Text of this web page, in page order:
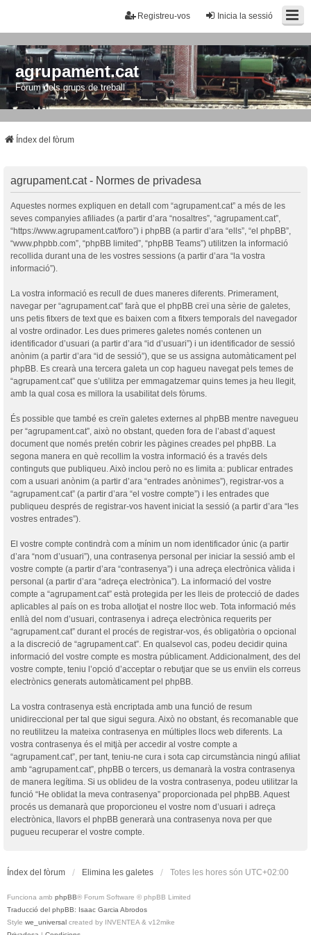
Inicia la sessió
Registreu-vos
agrupament.cat
Fòrum dels grups de treball
Índex del fòrum
agrupament.cat - Normes de privadesa
Aquestes normes expliquen en detall com “agrupament.cat” a més de les
seves companyies afiliades (a partir d’ara “nosaltres”, “agrupament.cat”,
“https://www.agrupament.cat/foro”) i phpBB (a partir d’ara “ells”, “el phpBB”,
“www.phpbb.com”, “phpBB limited”, “phpBB Teams”) utilitzen la informació
recollida durant una de les vostres sessions (a partir d’ara “la vostra
informació”).
La vostra informació es recull de dues maneres diferents. Primerament,
navegar per “agrupament.cat” farà que el phpBB creï una sèrie de galetes,
uns petis fitxers de text que es baixen com a fitxers temporals del navegador
al vostre ordinador. Les dues primeres galetes només contenen un
identificador d’usuari (a partir d’ara “id d’usuari”) i un identificador de sessió
anònim (a partir d’ara “id de sessió”), que se us assigna automàticament pel
phpBB. Es crearà una tercera galeta un cop hagueu navegat pels temes de
“agrupament.cat” que s’utilitza per emmagatzemar quins temes ja heu llegit,
amb la qual cosa es millora la usabilitat dels fòrums.
És possible que també es creïn galetes externes al phpBB mentre navegueu
per “agrupament.cat”, això no obstant, queden fora de l’abast d’aquest
document que només pretén cobrir les pàgines creades pel phpBB. La
segona manera en què recollim la vostra informació és a través dels
continguts que publiqueu. Això inclou però no es limita a: publicar entrades
com a usuari anònim (a partir d’ara “entrades anònimes”), registrar-vos a
“agrupament.cat” (a partir d’ara “el vostre compte”) i les entrades que
publiqueu després de registrar-vos havent iniciat la sessió (a partir d’ara “les
vostres entrades”).
El vostre compte contindrà com a mínim un nom identificador únic (a partir
d’ara “nom d’usuari”), una contrasenya personal per iniciar la sessió amb el
vostre compte (a partir d’ara “contrasenya”) i una adreça electrònica vàlida i
personal (a partir d’ara “adreça electrònica”). La informació del vostre
compte a “agrupament.cat” està protegida per les lleis de protecció de dades
aplicables al país on es troba allotjat el nostre lloc web. Tota informació més
enllà del nom d’usuari, contrasenya i adreça electrònica requerits per
“agrupament.cat” durant el procés de registrar-vos, és obligatòria o opcional
a la discreció de “agrupament.cat”. En qualsevol cas, podeu decidir quina
informació del vostre compte es mostra públicament. Addicionalment, des del
vostre compte, teniu l’opció d’acceptar o rebutjar que se us enviïn els correus
electrònics generats automàticament pel phpBB.
La vostra contrasenya està encriptada amb una funció de resum
unidireccional per tal que sigui segura. Això no obstant, és recomanable que
no reutilitzeu la mateixa contrasenya en múltiples llocs web diferents. La
vostra contrasenya és el mitjà per accedir al vostre compte a
“agrupament.cat”, per tant, teniu-ne cura i sota cap circumstància ningú afiliat
amb “agrupament.cat”, phpBB o tercers, us demanarà la vostra contrasenya
de manera legítima. Si us oblideu de la vostra contrasenya, podeu utilitzar la
funció “He oblidat la meva contrasenya” proporcionada pel phpBB. Aquest
procés us demanarà que proporcioneu el vostre nom d’usuari i adreça
electrònica, llavors el phpBB generarà una contrasenya nova per que
pugueu recuperar el vostre compte.
Índex del fòrum Elimina les galetes Totes les hores són UTC+02:00
Funciona amb phpBB® Forum Software © phpBB Limited
Traducció del phpBB: Isaac Garcia Abrodos
Style we_universal created by INVENTEA & v12mike